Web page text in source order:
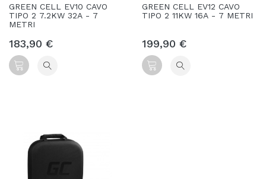
GREEN CELL EV10 CAVO
TIPO 2 7.2KW 32A - 7
METRI
183,90 €
GREEN CELL EV12 CAVO
TIPO 2 11KW 16A - 7 METRI
199,90 €